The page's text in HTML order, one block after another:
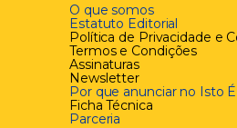
O que somos
Estatuto Editorial
Política de Privacidade e
Termos e Condições
Assinaturas
Newsletter
Por que anunciar no Isto
Ficha Técnica
Parceria